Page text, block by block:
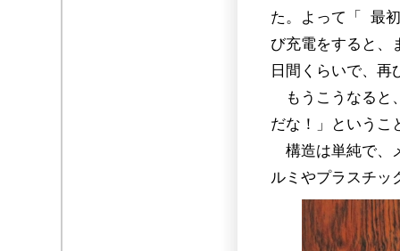
た。よって「 最
び充電をすると、
日間くらいで、
もうこうなると
だな！」というこ
構造は単純で、
ルミやプラスチッ